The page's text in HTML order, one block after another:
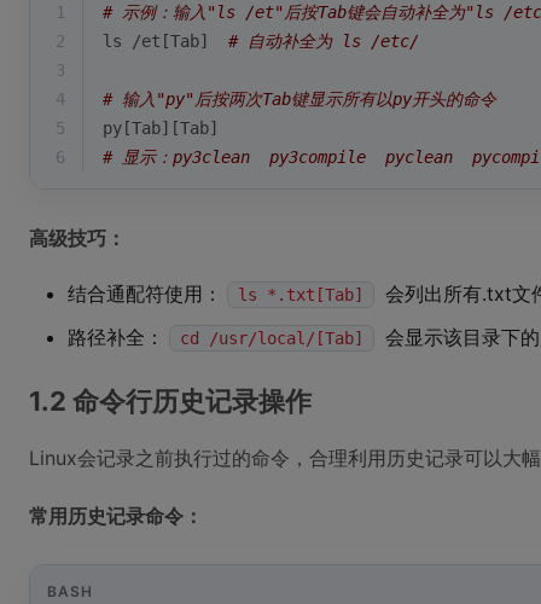
1
# 示例：输入"ls /et"后按Tab键会自动补全为"ls /
2
ls /et[Tab] # 自动补全为 ls /etc/
3
4
# 输入"py"后按两次Tab键显示所有以py开头的命令
5
py[Tab][Tab]
6
# 显示：py3clean  py3compile  pyclean
高级技巧：
结合通配符使用： ls *.txt[Tab]
会列出所有.txt文
路径补全：
cd /usr/local/[Tab] 会显示该目录下
1.2 命令行历史记录操作
Linux会记录之前执行过的命令，合理利用历史记录可以大
常用历史记录命令：
BASH